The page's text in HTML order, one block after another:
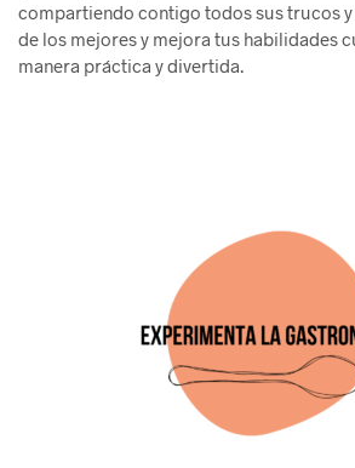
compartiendo contigo todos sus trucos
de los mejores y mejora tus habilidades
manera práctica y divertida.